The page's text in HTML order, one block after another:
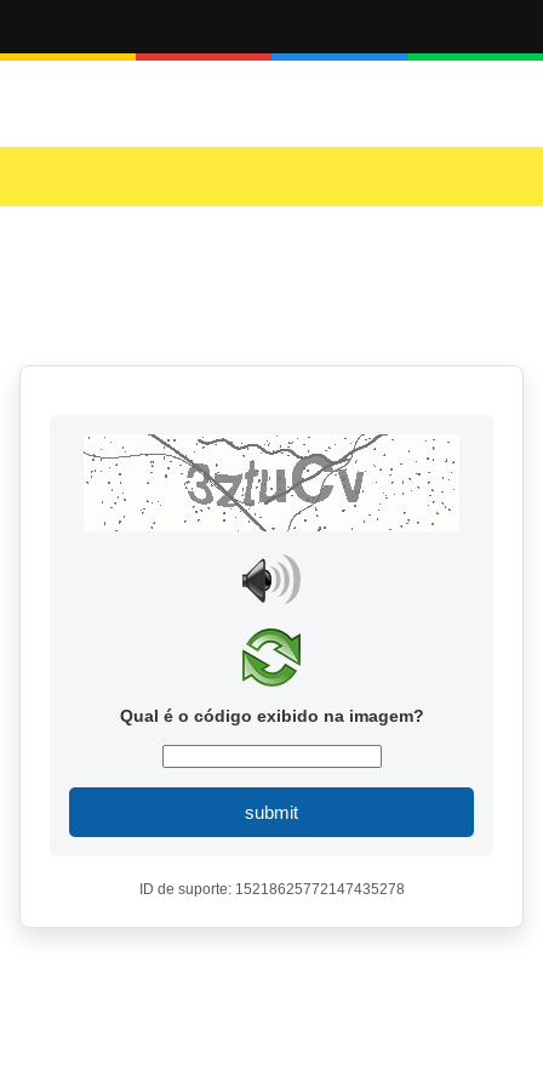
Qual é o código exibido na imagem?
submit
ID de suporte: 15218625772147435278